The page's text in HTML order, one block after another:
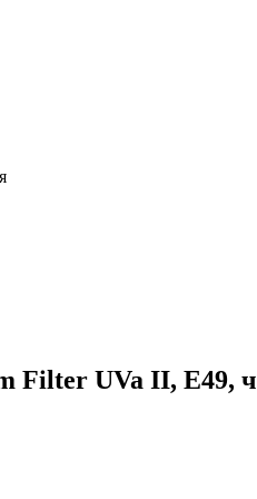
Filter UVa II, E49,